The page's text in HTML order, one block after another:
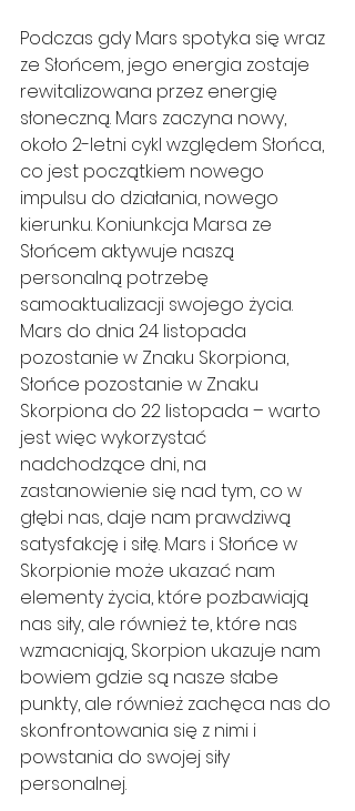
Podczas gdy Mars spotyka się wraz
ze Słońcem, jego energia zostaje
rewitalizowana przez energię
słoneczną. Mars zaczyna nowy,
około 2-letni cykl względem Słońca,
co jest początkiem nowego
impulsu do działania, nowego
kierunku. Koniunkcja Marsa ze
Słońcem aktywuje naszą
personalną potrzebę
samoaktualizacji swojego życia.
Mars do dnia 24 listopada
pozostanie w Znaku Skorpiona,
Słońce pozostanie w Znaku
Skorpiona do 22 listopada – warto
jest więc wykorzystać
nadchodzące dni, na
zastanowienie się nad tym, co w
głębi nas, daje nam prawdziwą
satysfakcję i siłę. Mars i Słońce w
Skorpionie może ukazać nam
elementy życia, które pozbawiają
nas siły, ale również te, które nas
wzmacniają, Skorpion ukazuje nam
bowiem gdzie są nasze słabe
punkty, ale również zachęca nas do
skonfrontowania się z nimi i
powstania do swojej siły
personalnej.